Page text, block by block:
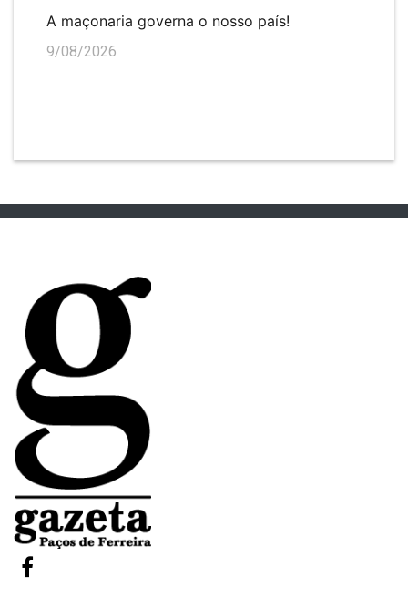
A maçonaria governa o nosso país!
9/08/2026